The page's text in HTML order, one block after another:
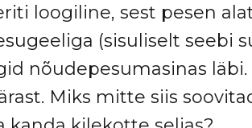
loogiline, sest pesen
(sisuliselt seebi
nõudepesumasinas
Miks mitte siis